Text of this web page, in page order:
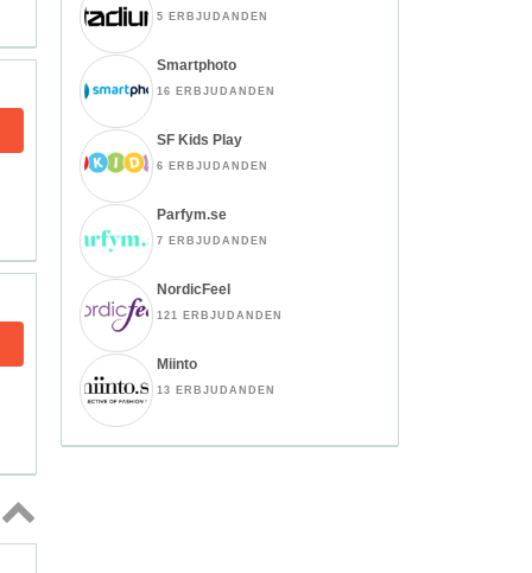
Topp
5 ERBJUDANDEN
Smartphoto
16 ERBJUDANDEN
SF Kids Play
6 ERBJUDANDEN
Parfym.se
7 ERBJUDANDEN
NordicFeel
121 ERBJUDANDEN
Miinto
13 ERBJUDANDEN